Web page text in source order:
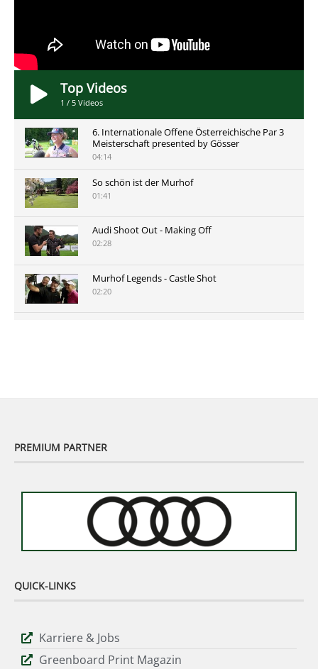
Top Videos
1 / 5 Videos
6. Internationale Offene Österreichische Par 3
Meisterschaft presented by Gösser
04:14
So schön ist der Murhof
01:41
Audi Shoot Out - Making Off
02:28
Murhof Legends - Castle Shot
02:20
PREMIUM PARTNER
QUICK-LINKS
Karriere & Jobs
Greenboard Print Magazin